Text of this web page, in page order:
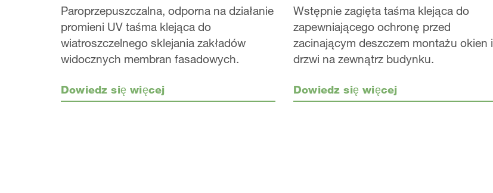
Paroprzepuszczalna, odporna na działanie
promieni UV taśma klejąca do
wiatroszczelnego sklejania zakładów
widocznych membran fasadowych.
Dowiedz się więcej
Wstępnie zagięta taśma klejąca do
zapewniającego ochronę przed
zacinającym deszczem montażu okien i
drzwi na zewnątrz budynku.
Dowiedz się więcej